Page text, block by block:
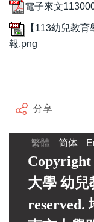
電子來文
【113幼兒教
報.png
分享
繁體 简体
Copyright
大學 幼
reserved.